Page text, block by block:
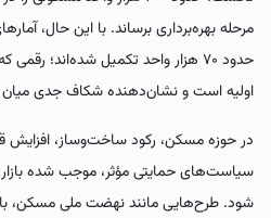
مرحله بهره‌برداری برساند. با این حال،
اولیه است و نشان‌دهنده شکاف جدی
در حوزه مسکن، رکود ساخت‌وساز، افزایش
سیاست‌های حمایتی مؤثر، موجب شده
شود. طرح‌هایی مانند نهضت ملی مسکن،